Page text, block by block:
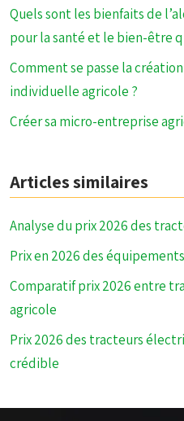
Quels sont les bienfaits de
pour la santé et le bien-être
Comment se passe la
individuelle agricole ?
Créer sa micro-entreprise
Articles similaires
Analyse du prix 2026 des
Prix en 2026 des
Comparatif prix 2026 entre
agricole
Prix 2026 des tracteurs
crédible